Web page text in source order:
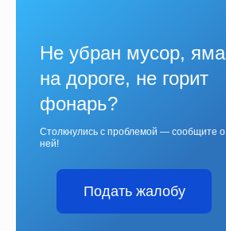
Не убран мусор, яма
на дороге, не горит
фонарь?
Столкнулись с проблемой — сообщите о
ней!
Подать жалобу